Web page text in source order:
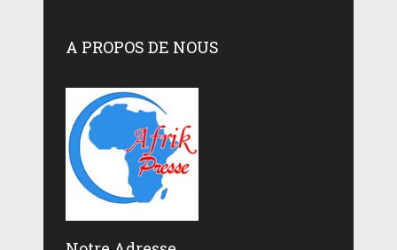
A PROPOS DE NOUS